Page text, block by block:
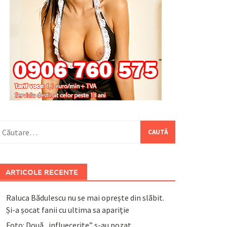
ARTICOLE RECENTE
Raluca Bădulescu nu se mai oprește din slăbit.
Și-a șocat fanii cu ultima sa apariție